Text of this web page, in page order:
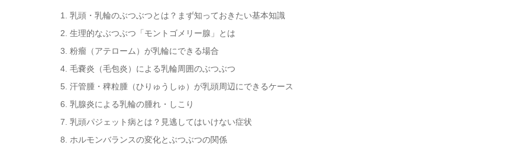
乳頭・乳輪のぶつぶつとは？まず知っておきたい基本知識
生理的なぶつぶつ「モントゴメリー腺」とは
粉瘤（アテローム）が乳輪にできる場合
毛嚢炎（毛包炎）による乳輪周囲のぶつぶつ
汗管腫・稗粒腫（ひりゅうしゅ）が乳頭周辺にできるケース
乳腺炎による乳輪の腫れ・しこり
乳頭パジェット病とは？見逃してはいけない症状
ホルモンバランスの変化とぶつぶつの関係